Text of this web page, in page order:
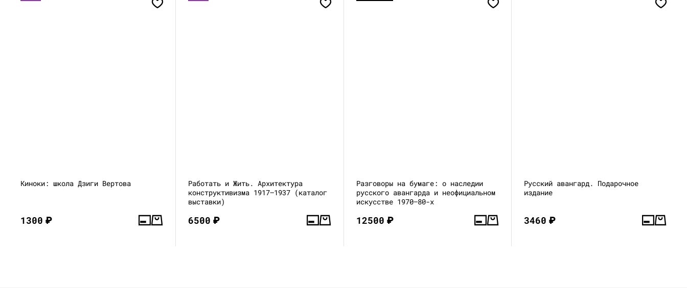
Киноки: школа Дзиги Вертова
1300₽
Работать и Жить. Архитектура
конструктивизма 1917—1937 (каталог
выставки)
6500₽
Разговоры на бумаге: о наследии
русского авангарда и неофициальном
искусстве 1970–80-х
12500₽
Русский авангард. Подарочное
издание
3460₽